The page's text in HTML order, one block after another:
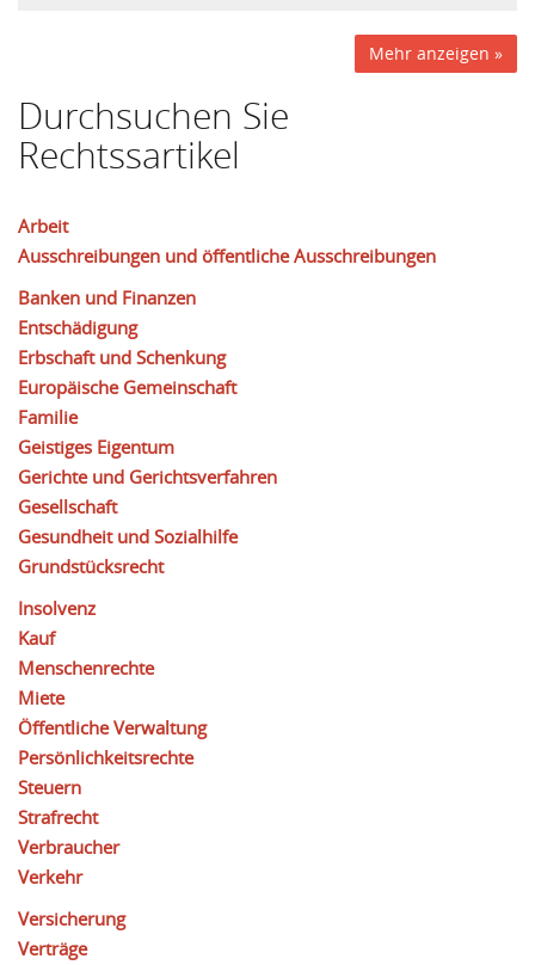
Mehr anzeigen »
Durchsuchen Sie
Rechtssartikel
Arbeit
Ausschreibungen und öffentliche Ausschreibungen
Banken und Finanzen
Entschädigung
Erbschaft und Schenkung
Europäische Gemeinschaft
Familie
Geistiges Eigentum
Gerichte und Gerichtsverfahren
Gesellschaft
Gesundheit und Sozialhilfe
Grundstücksrecht
Insolvenz
Kauf
Menschenrechte
Miete
Öffentliche Verwaltung
Persönlichkeitsrechte
Steuern
Strafrecht
Verbraucher
Verkehr
Versicherung
Verträge